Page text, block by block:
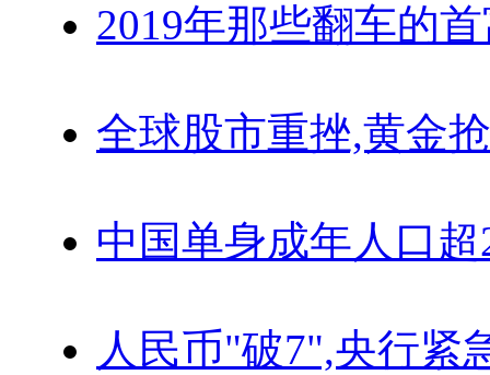
2019年那些翻车的
全球股市重挫,黄金
中国单身成年人口超
人民币"破7",央行紧